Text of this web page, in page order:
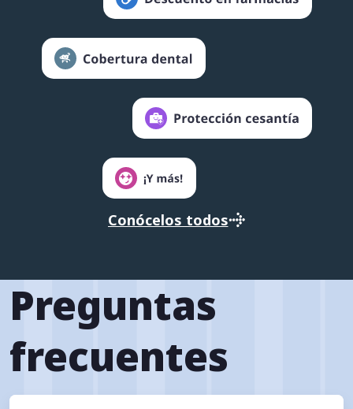
Conócelos todos
Preguntas
frecuentes